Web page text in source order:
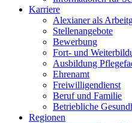
Karriere
Alexianer als
Stellenangebote
Bewerbung
Fort- und
Ausbildung
Ehrenamt
Freiwilligendienst
Beruf und Familie
Betriebliche
Regionen